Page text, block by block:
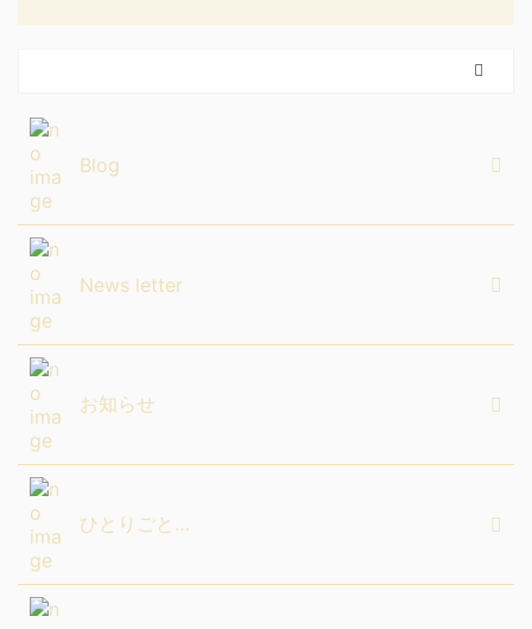
Blog
News letter
お知らせ
ひとりごと…